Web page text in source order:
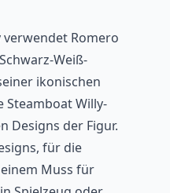
Romero
Weiß-
ikonischen
Steamboat Willy-
Designs der Figur.
für die
Muss für